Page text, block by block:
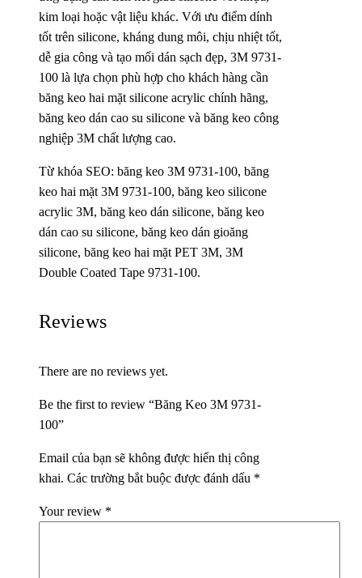
kim loại hoặc vật liệu khác. Với ưu điểm dính
tốt trên silicone, kháng dung môi, chịu nhiệt tốt,
dễ gia công và tạo mối dán sạch đẹp, 3M 9731-
100 là lựa chọn phù hợp cho khách hàng cần
băng keo hai mặt silicone acrylic chính hãng,
băng keo dán cao su silicone và băng keo công
nghiệp 3M chất lượng cao.
Từ khóa SEO: băng keo 3M 9731-100, băng
keo hai mặt 3M 9731-100, băng keo silicone
acrylic 3M, băng keo dán silicone, băng keo
dán cao su silicone, băng keo dán gioăng
silicone, băng keo hai mặt PET 3M, 3M
Double Coated Tape 9731-100.
Reviews
There are no reviews yet.
Be the first to review “Băng Keo 3M 9731-
100”
Email của bạn sẽ không được hiển thị công
khai. Các trường bắt buộc được đánh dấu *
Your review *